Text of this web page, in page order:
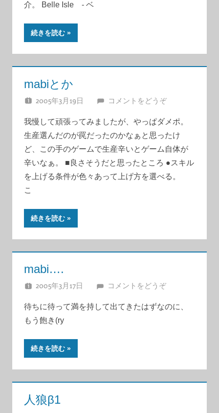
介。 Belle Isle - ベ
続きを読む
mabiとか
2005年3月19日 JUNA
コメントをどうぞ
我慢して頑張ってみましたが、やっぱダメポ。
生産選んだのが罠だったのかなぁと思ったけ
ど、この手のゲームで生産辛いとゲーム自体が
辛いなぁ。 ■良さそうだと思ったところ ●スキル
を上げる条件が色々あって上げ方を選べる。
こ
続きを読む
mabi….
2005年3月17日 JUNA
コメントをどうぞ
待ちに待って満を持して出てきたはずなのに、
もう飽き(ry
続きを読む
人狼β1